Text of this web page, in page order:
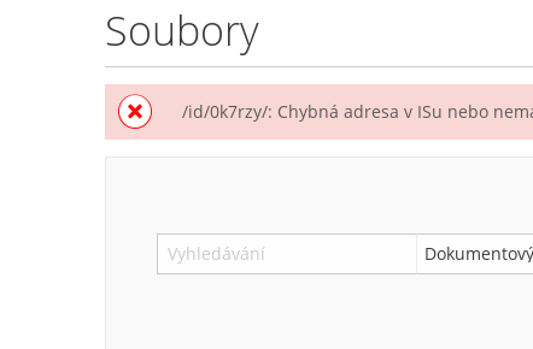
Soubory
/id/0k7rzy/: Chybná adresa v ISu nebo